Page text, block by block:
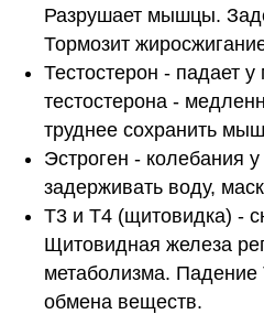
Разрушает мышцы.
Тормозит
Тестостерон - падает
тестостерона -
труднее сохранить
Эстроген - колебания
задерживать воду,
Т3 и Т4 (щитовидка) -
Щитовидная железа
метаболизма.
обмена веществ.